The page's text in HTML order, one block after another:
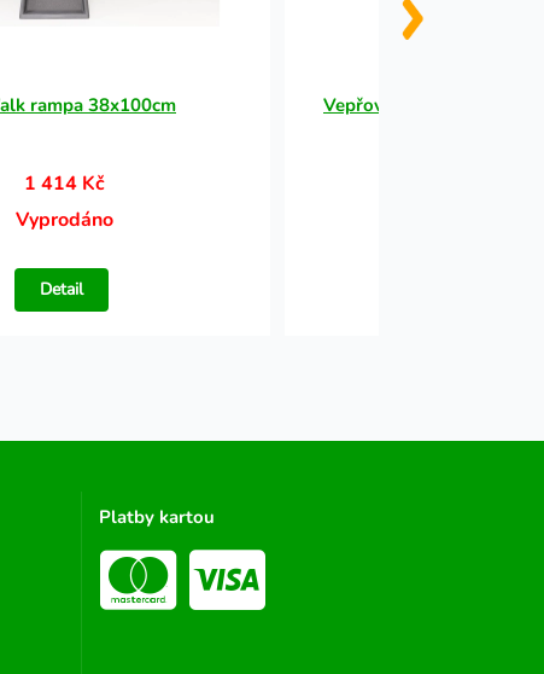
rampa 38x100cm
1 414 Kč
Vyprodáno
Detail
Vepřová chrupavka z
Platby kartou